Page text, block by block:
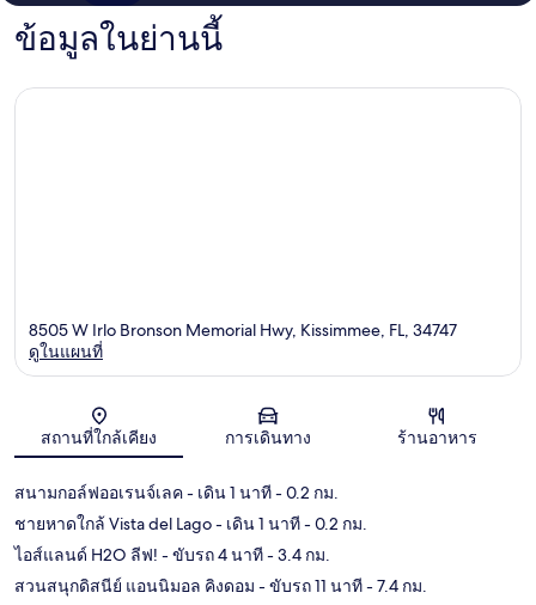
ข้อมูลในย่านนี้
แผนที่
8505 W Irlo Bronson Memorial Hwy, Kissimmee, FL, 34747
ดูในแผนที่
สถานที่ใกล้เคียง การเดินทาง ร้านอาหาร
สนามกอล์ฟออเรนจ์เลค- เดิน 1 นาที- 0.2 กม.
ชายหาดใกล้ Vista del Lago- เดิน 1 นาที- 0.2 กม.
ไอส์แลนด์ H2O ลีฟ! - ขับรถ 4 นาที- 3.4 กม.
สวนสนุกดิสนีย์ แอนนิมอล คิงดอม - ขับรถ 11 นาที- 7.4 กม.